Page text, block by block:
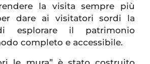
la visita sempre più
dare ai visitatori sordi la
esplorare il patrimonio
completo e accessibile.